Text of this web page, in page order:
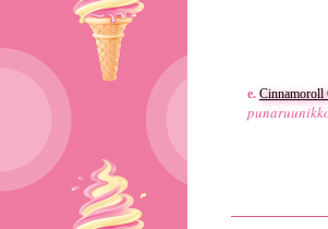
e. Cinnamoroll